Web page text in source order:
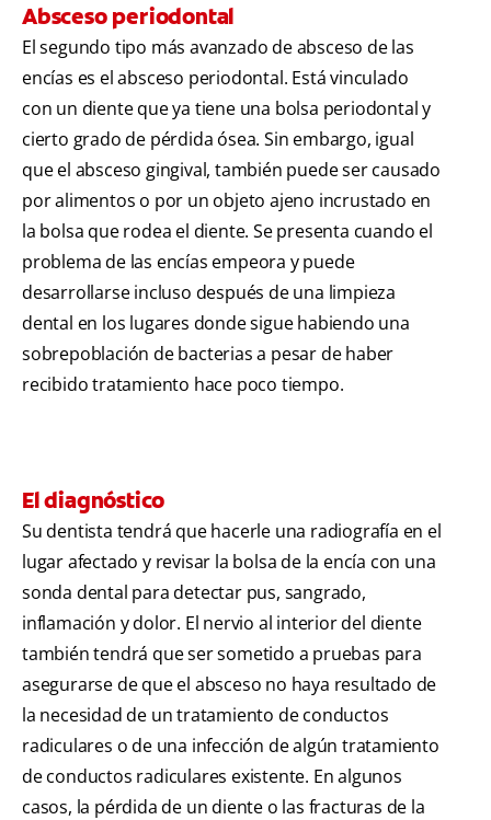
Absceso periodontal
El segundo tipo más avanzado de absceso de las
encías es el absceso periodontal. Está vinculado
con un diente que ya tiene una bolsa periodontal y
cierto grado de pérdida ósea. Sin embargo, igual
que el absceso gingival, también puede ser causado
por alimentos o por un objeto ajeno incrustado en
la bolsa que rodea el diente. Se presenta cuando el
problema de las encías empeora y puede
desarrollarse incluso después de una limpieza
dental en los lugares donde sigue habiendo una
sobrepoblación de bacterias a pesar de haber
recibido tratamiento hace poco tiempo.
El diagnóstico
Su dentista tendrá que hacerle una radiografía en el
lugar afectado y revisar la bolsa de la encía con una
sonda dental para detectar pus, sangrado,
inflamación y dolor. El nervio al interior del diente
también tendrá que ser sometido a pruebas para
asegurarse de que el absceso no haya resultado de
la necesidad de un tratamiento de conductos
radiculares o de una infección de algún tratamiento
de conductos radiculares existente. En algunos
casos, la pérdida de un diente o las fracturas de la